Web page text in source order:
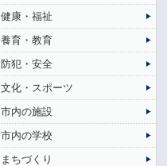
健康・福祉
養育・教育
防犯・安全
文化・スポーツ
市内の施設
市内の学校
まちづくり